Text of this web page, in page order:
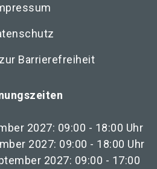
Barrierefreiheit
2027: 09:00 - 18:00 Uhr
2027: 09:00 - 18:00 Uhr
2027: 09:00 - 17:00